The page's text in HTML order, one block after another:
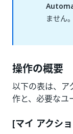
ません。
操作の概要
以下の表は、ア
作と、必要なユ
[マイ アクシ